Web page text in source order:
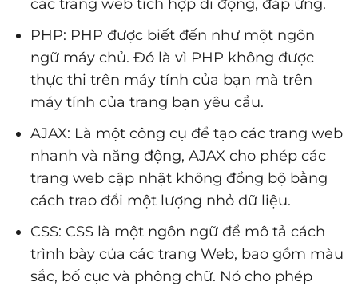
các trang web tích hợp di động, đáp ứng.
PHP: PHP được biết đến như một ngôn
ngữ máy chủ. Đó là vì PHP không được
thực thi trên máy tính của bạn mà trên
máy tính của trang bạn yêu cầu.
AJAX: Là một công cụ để tạo các trang web
nhanh và năng động, AJAX cho phép các
trang web cập nhật không đồng bộ bằng
cách trao đổi một lượng nhỏ dữ liệu.
CSS: CSS là một ngôn ngữ để mô tả cách
trình bày của các trang Web, bao gồm màu
sắc, bố cục và phông chữ. Nó cho phép